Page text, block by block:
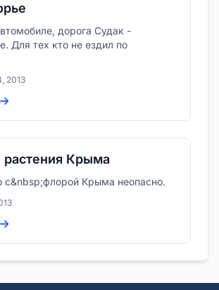
дорога Судак -
Для тех кто не ездил по
2013
Крыма
с&nbsp;флорой Крыма неопасно.